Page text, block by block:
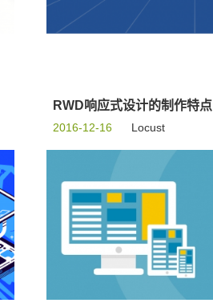
RWD响应式设计的制作特点
2016-12-16 Locust